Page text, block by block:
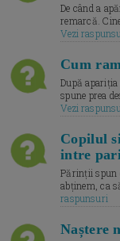
De când a
remarcă.
Vezi
Cum
După
spune prea
Vezi
Copilul
intre
Părinții spun
abținem, ca
raspunsuri
Naștere